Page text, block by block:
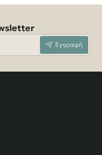
Εγγραφή